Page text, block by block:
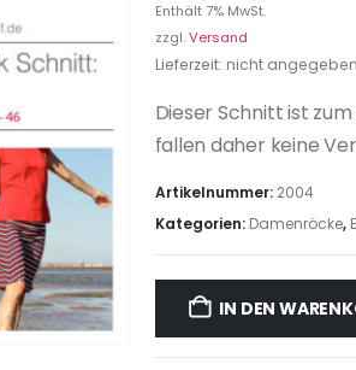
Enthält 7% MwSt.
zzgl.Versand
Lieferzeit: nicht angegeben
Dieser Schnitt ist
fallen daher keine
Artikelnummer: 2004
Kategorien: Damenröcke,
IN DEN